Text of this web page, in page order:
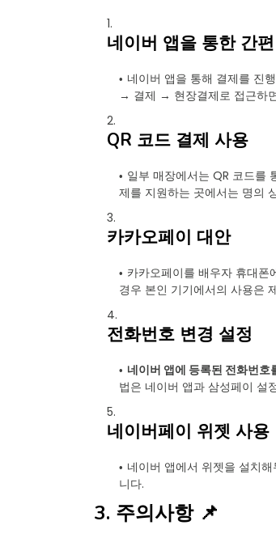
네이버 앱을 통한 간
네이버 앱을 통해 결제를 진
→ 결제 → 현장결제로 접근하
QR 코드 결제 사용
일부 매장에서는 QR 코드를
제를 지원하는 곳에서는 명의
카카오페이 대안
카카오페이를 배우자 휴대폰
경우 본인 기기에서의 사용은
전화번호 변경 설정
네이버 앱에 등록된 전화번호
법은 네이버 앱과 삼성페이 설
네이버페이 위젯 사용
네이버 앱에서 위젯을 설치
니다.
3. 주의사항 📌